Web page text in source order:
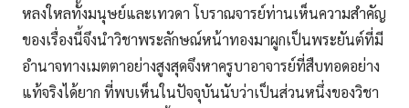
หลงใหลทั้งมนุษย์และเทวดา โบราณจารย์ท่านเห็นความสำคัญ
ของเรื่องนี้จึงนำวิชาพระลักษณ์หน้าทองมาผูกเป็นพระยันต์ที่มี
อำนาจทางเมตตาอย่างสูงสุดจึงหาครูบาอาจารย์ที่สืบทอดอย่าง
แท้จริงได้ยาก ที่พบเห็นในปัจจุบันนับว่าเป็นส่วนหนึ่งของวิชา